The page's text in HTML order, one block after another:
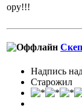
ору!!!
Надпись
Старожил